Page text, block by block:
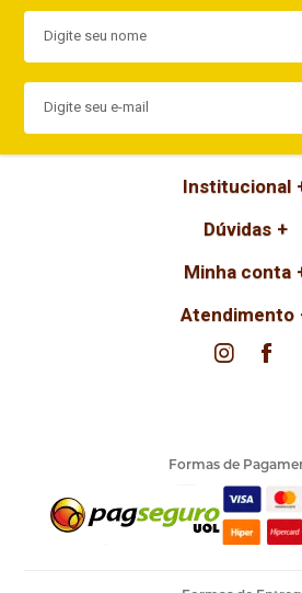
Institucional
Dúvidas
Minha conta
Atendimento
Formas de